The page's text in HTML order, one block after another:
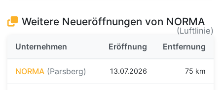
Weitere Neueröffnungen von NORMA
(Luftlinie)
Unternehmen
Eröffnung Entfernung
NORMA (Parsberg) 13.07.2026 75 km